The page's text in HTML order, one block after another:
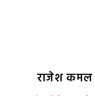
राजेश कमल